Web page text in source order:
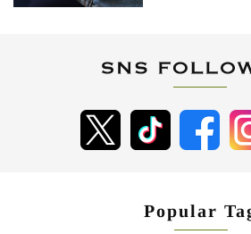
Popular